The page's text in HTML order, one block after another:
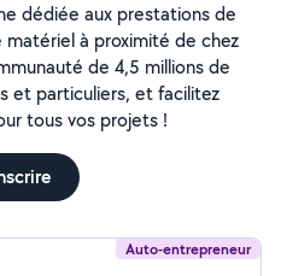
dédiée aux prestations de
à proximité de chez
de 4,5 millions de
et particuliers, et facilitez
tous vos projets !
Auto-entrepreneur